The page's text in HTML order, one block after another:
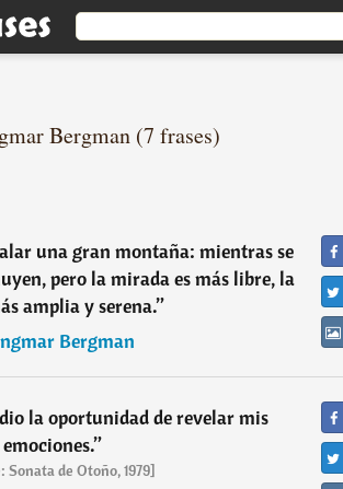
Bergman (7 frases)
una gran montaña: mientras se
pero la mirada es más libre, la
amplia y serena.”
Bergman
la oportunidad de revelar mis
emociones.”
Sonata de Otoño, 1979]